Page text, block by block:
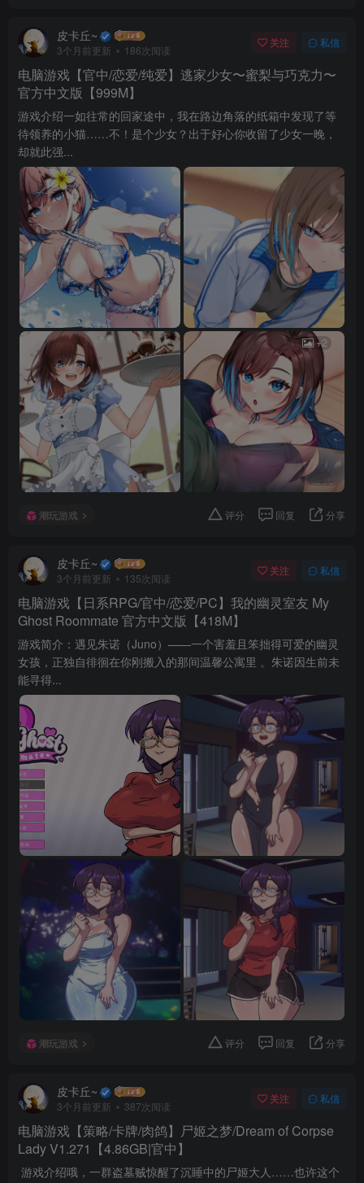
皮卡丘~
3个月前更新 186次阅读
关注 私信
电脑游戏【官中/恋爱/纯爱】逃家少女〜蜜梨与巧克力〜
官方中文版【999M】
游戏介绍一如往常的回家途中，我在路边角落的纸箱中发现了等
待领养的小猫……不！是个少女？出于好心你收留了少女一晚，
却就此强...
+2
潮玩游戏 评分 回复 分享
皮卡丘~
3个月前更新 135次阅读
关注 私信
电脑游戏【日系RPG/官中/恋爱/PC】我的幽灵室友 My
Ghost Roommate 官方中文版【418M】
游戏简介：遇见朱诺（Juno）——一个害羞且笨拙得可爱的幽灵
女孩，正独自徘徊在你刚搬入的那间温馨公寓里 。朱诺因生前未
能寻得...
潮玩游戏 评分 回复 分享
皮卡丘~
3个月前更新 387次阅读
关注 私信
电脑游戏【策略/卡牌/肉鸽】尸姬之梦/Dream of Corpse
Lady V1.271【4.86GB|官中】
游戏介绍哦，一群盗墓贼惊醒了沉睡中的尸姬大人……也许这个